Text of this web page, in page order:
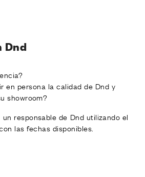
Dnd
en persona la calidad de Dnd y
showroom?
responsable de Dnd utilizando el
las fechas disponibles.